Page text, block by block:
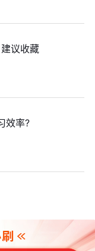
议收藏
效率?